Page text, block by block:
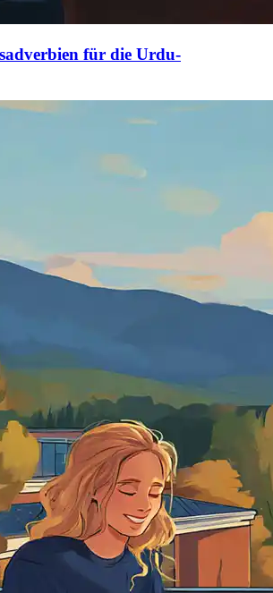
für die Urdu-